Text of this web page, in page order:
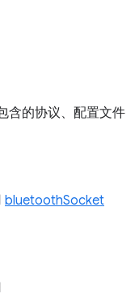
含的协议、配置文件
bluetoothSocket